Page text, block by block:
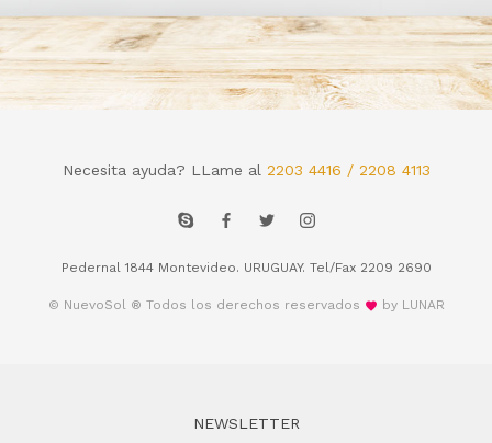
Necesita ayuda? LLame al 2203 4416 / 2208 4113
Pedernal 1844 Montevideo. URUGUAY. Tel/Fax 2209 2690
© NuevoSol ® Todos los derechos reservados by LUNAR
NEWSLETTER